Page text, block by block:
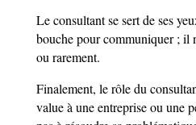
Le consultant se sert de ses
bouche pour communiquer ; il
ou rarement.
Finalement, le rôle du
value à une entreprise ou une